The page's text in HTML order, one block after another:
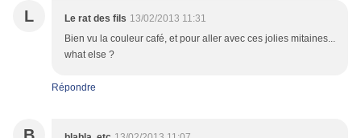
L Le rat des fils 13/02/2013 11:31
Bien vu la couleur café, et pour aller avec ces jolies mitaines...
what else ?
Répondre